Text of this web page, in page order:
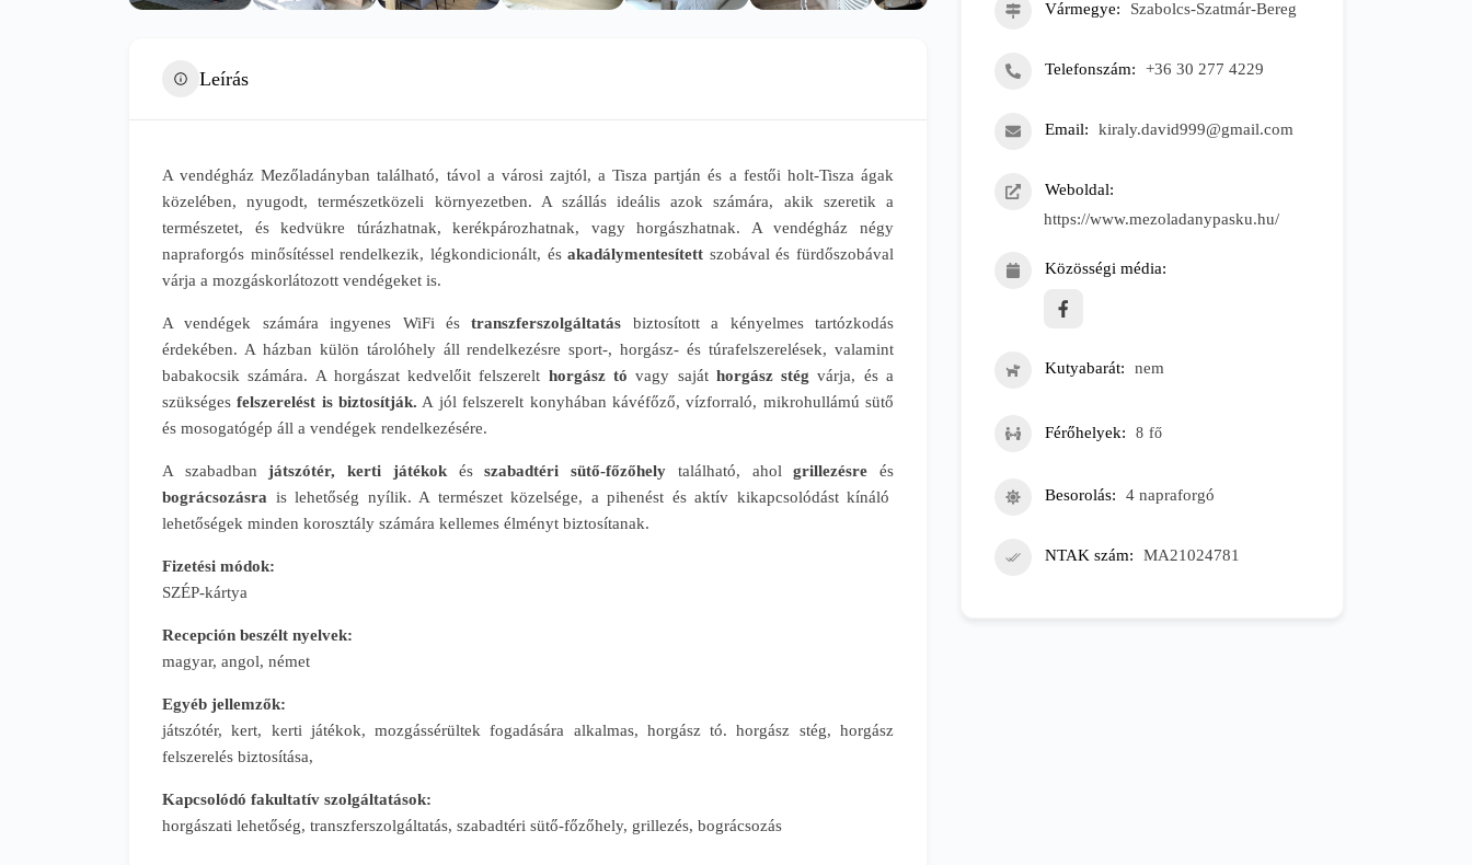
Leírás
A vendégház Mezőladányban található, távol a városi zajtól, a Tisza partján és a festői holt-Tisza ágak
közelében, nyugodt, természetközeli környezetben. A szállás ideális azok számára, akik szeretik a
természetet, és kedvükre túrázhatnak, kerékpározhatnak, vagy horgászhatnak. A vendégház négy
napraforgós minősítéssel rendelkezik, légkondicionált, ésakadálymentesített szobával és fürdőszobával
várja a mozgáskorlátozott vendégeket is.
A vendégek számára ingyenes WiFi éstranszferszolgáltatás biztosított a kényelmes tartózkodás
érdekében. A házban külön tárolóhely áll rendelkezésre sport-, horgász- és túrafelszerelések, valamint
babakocsik számára. A horgászat kedvelőit felszerelt horgász tó vagy saját horgász stég várja, és a
szükségesfelszerelést is biztosítják. A jól felszerelt konyhában kávéfőző, vízforraló, mikrohullámú sütő
és mosogatógép áll a vendégek rendelkezésére.
A szabadbanjátszótér, kerti játékokésszabadtéri sütő-főzőhely található, aholgrillezésre és
bográcsozásra is lehetőség nyílik. A természet közelsége, a pihenést és aktív kikapcsolódást kínáló
lehetőségek minden korosztály számára kellemes élményt biztosítanak.
Fizetési módok:
SZÉP-kártya
Recepción beszélt nyelvek:
magyar, angol, német
Egyéb jellemzők:
játszótér, kert, kerti játékok, mozgássérültek fogadására alkalmas, horgász tó. horgász stég, horgász
felszerelés biztosítása,
Kapcsolódó fakultatív szolgáltatások:
horgászati lehetőség, transzferszolgáltatás, szabadtéri sütő-főzőhely, grillezés, bográcsozás
Vármegye Szabolcs-Szatmár-Bereg
Telefonszám +36 30 277 4229
Email kiraly.david999@gmail.com
Weboldal
https://www.mezoladanypasku.hu/
Közösségi média
Kutyabarát nem
Férőhelyek 8 fő
Besorolás 4 napraforgó
NTAK szám MA21024781